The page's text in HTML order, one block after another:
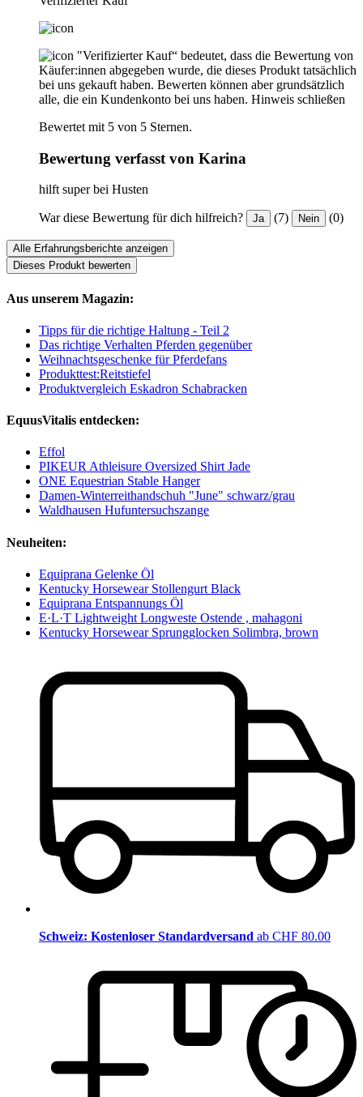
"Verifizierter Kauf“ bedeutet, dass die Bewertung von
Käufer:innen abgegeben wurde, die dieses Produkt tatsächlich
bei uns gekauft haben. Bewerten können aber grundsätzlich
alle, die ein Kundenkonto bei uns haben. Hinweis schließen
Bewertet mit 5 von 5 Sternen.
Bewertung verfasst von Karina
hilft super bei Husten
War diese Bewertung für dich hilfreich? Ja (7) Nein (0)
Alle Erfahrungsberichte anzeigen
Dieses Produkt bewerten
Aus unserem Magazin:
Tipps für die richtige Haltung - Teil 2
Das richtige Verhalten Pferden gegenüber
Weihnachtsgeschenke für Pferdefans
Produkttest:Reitstiefel
Produktvergleich Eskadron Schabracken
EquusVitalis entdecken:
Effol
PIKEUR Athleisure Oversized Shirt Jade
ONE Equestrian Stable Hanger
Damen-Winterreithandschuh "June" schwarz/grau
Waldhausen Hufuntersuchszange
Neuheiten:
Equiprana Gelenke Öl
Kentucky Horsewear Stollengurt Black
Equiprana Entspannungs Öl
E·L·T Lightweight Longweste Ostende , mahagoni
Kentucky Horsewear Sprungglocken Solimbra, brown
Schweiz: Kostenloser Standardversand ab CHF 80.00